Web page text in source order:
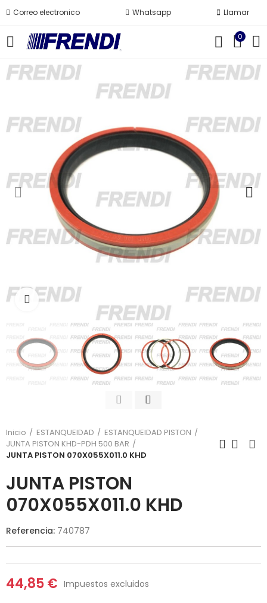
Correo electronico Whatsapp Llamar
0
Click para agrandar
Inicio ESTANQUEIDAD
ESTANQUEIDAD PISTON
JUNTA PISTON KHD-PDH 500 BAR
JUNTA PISTON 070X055X011.0 KHD
JUNTA PISTON
070X055X011.0 KHD
Referencia: 740787
44,85 € Impuestos excluidos